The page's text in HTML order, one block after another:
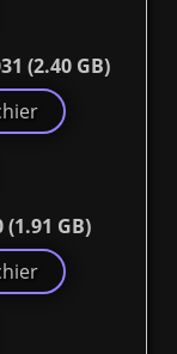
(2.40 GB)
(1.91 GB)